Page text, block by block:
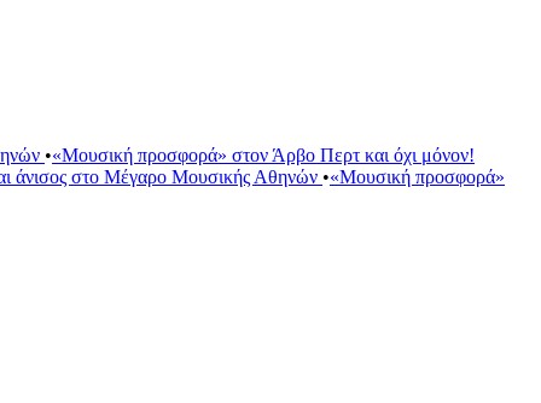
•«Μουσική προσφορά» στον Άρβο Περτ και όχι μόνον!
άνισος στο Μέγαρο Μουσικής Αθηνών •«Μουσική προσφορά»